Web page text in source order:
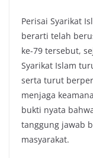
Perisai Syarikat
berarti telah
ke-79 tersebut,
Syarikat Islam
serta turut
menjaga
bukti nyata
tanggung jawab
masyarakat.